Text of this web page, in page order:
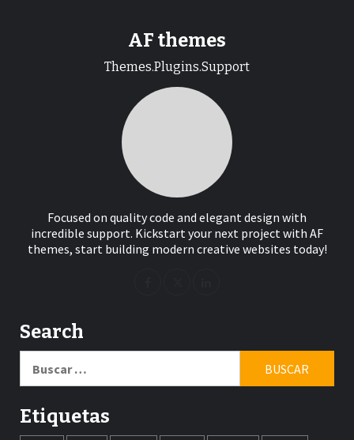
AF themes
Themes.Plugins.Support
Focused on quality code and elegant design with
incredible support. Kickstart your next project with AF
themes, start building modern creative websites today!
Search
Etiquetas